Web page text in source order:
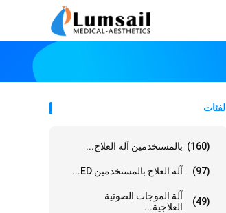
الفئات
بالمستخدمين آلة العلاج... (160)
آلة العلاج بالمستخدمين ED... (97)
آلة الموجات الصوتية
العلاجية...
(49)